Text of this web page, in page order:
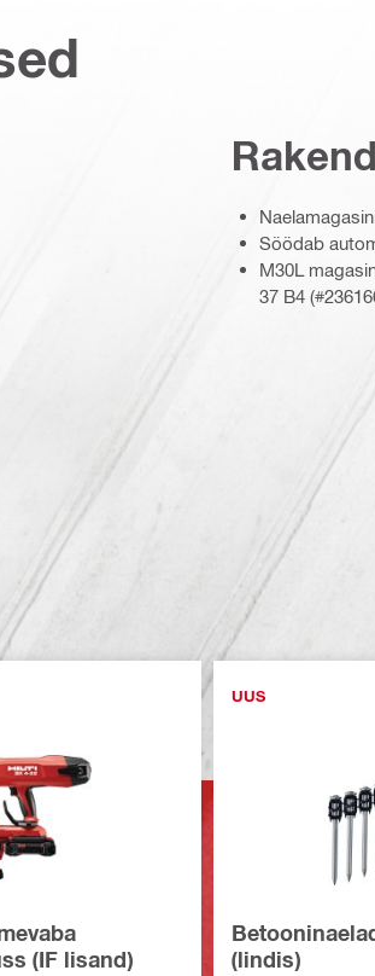
Söödab
M30L
37 B4
(IF lisand)
UUS
(lindis)